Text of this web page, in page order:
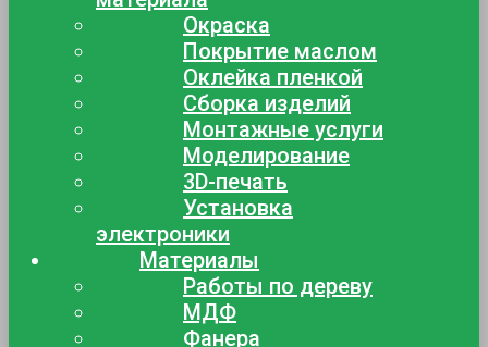
Окраска
Покрытие маслом
Оклейка пленкой
Сборка изделий
Монтажные услуги
Моделирование
3D-печать
Установка
электроники
Материалы
Работы по дереву
МДФ
Фанера